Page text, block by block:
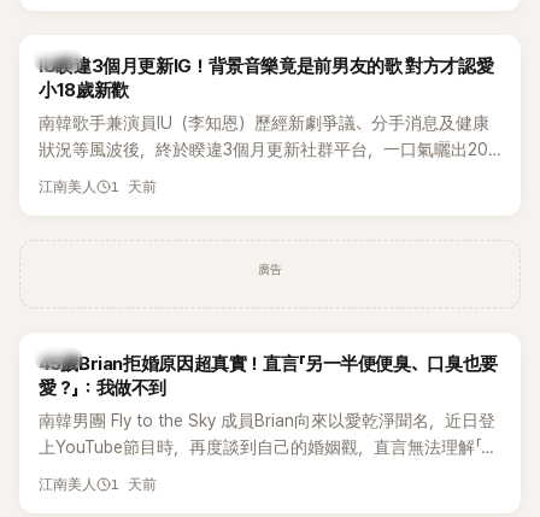
韓星
IU睽違3個月更新IG！背景音樂竟是前男友的歌 對方才認愛
小18歲新歡
南韓歌手兼演員IU（李知恩）歷經新劇爭議、分手消息及健康
狀況等風波後，終於睽違3個月更新社群平台，一口氣曬出20
張近況照，讓大批粉絲又驚又喜。不過，比起照片本身，更引
江南美人 1 天前
廣告
韓星
45歲Brian拒婚原因超真實！直言「另一半便便臭、口臭也要
愛？」：我做不到
南韓男團 Fly to the Sky 成員Brian向來以愛乾淨聞名，近日登
上YouTube節目時，再度談到自己的婚姻觀，直言無法理解「連
另一半的口臭、便便臭都要愛」這種說法，更大方表明自己是不
江南美人 1 天前